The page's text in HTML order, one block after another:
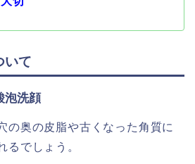
いて
泡洗顔
の奥の皮脂や古くなった角質に
るでしょう 。